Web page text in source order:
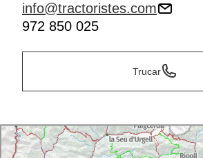
info@tractoristes.com
972 850 025
Trucar